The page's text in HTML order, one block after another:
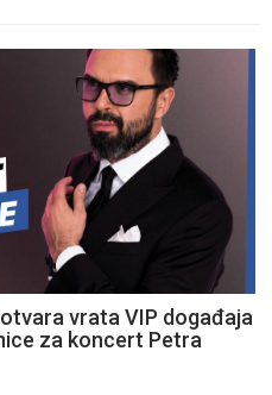
vrata VIP događaja
za koncert Petra